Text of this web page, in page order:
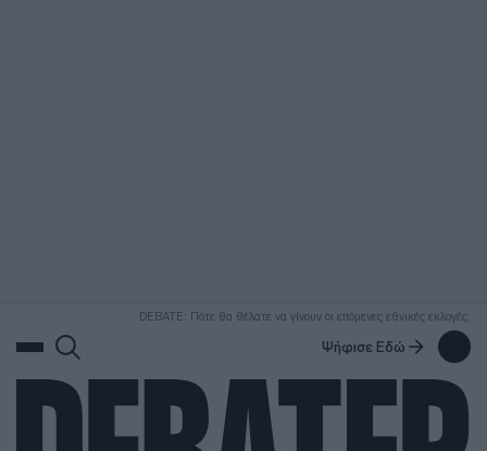
DEBATE: Πότε θα θέλατε να γίνουν οι επόμενες εθνικές εκλογές;
Ψήφισε Εδώ